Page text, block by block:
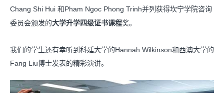
Chang Shi Hui 和Pham Ngoc Phong Trinh并列获得坎宁学院咨询
委员会颁发的大学升学四级证书课程奖。
我们的学生还有幸听到科廷大学的Hannah Wilkinson和西澳大学的
Fang Liu博士发表的精彩演讲。